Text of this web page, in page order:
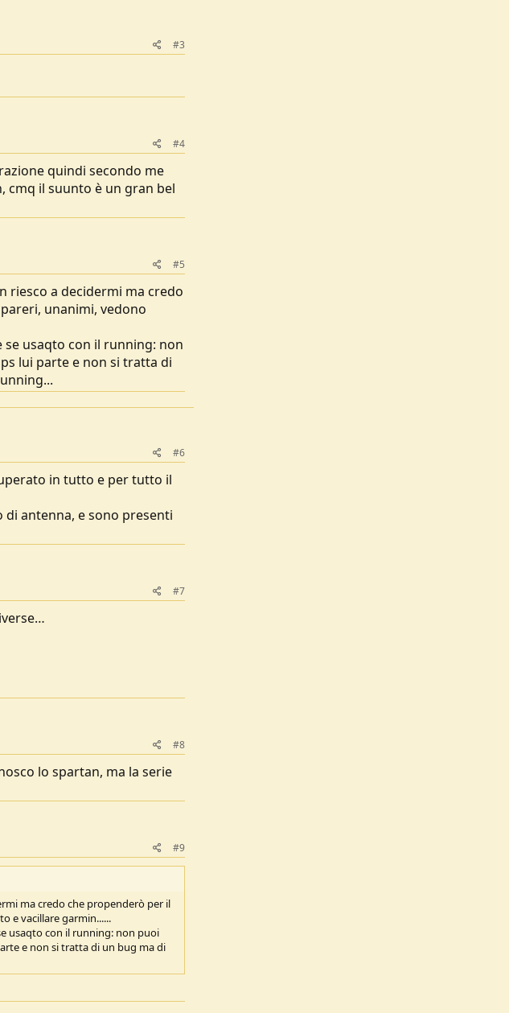
#3
#4
quindi secondo me
cmq il suunto è un gran bel
#5
riesco a decidermi ma credo
unanimi, vedono
se usaqto con il running: non
lui parte e non si tratta di
#6
in tutto e per tutto il
antenna, e sono presenti
#7
#8
lo spartan, ma la serie
#9
ma credo che propenderò per il
e vacillare garmin......
usaqto con il running: non puoi
e non si tratta di un bug ma di